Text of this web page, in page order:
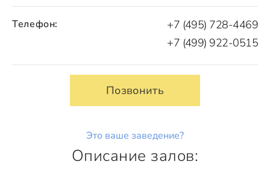
Телефон:
+7 (495) 728-4469
+7 (499) 922-0515
Позвонить
Это ваше заведение?
Описание залов: